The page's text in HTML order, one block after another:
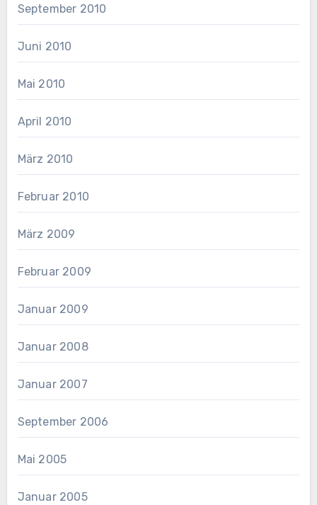
September 2010
Juni 2010
Mai 2010
April 2010
März 2010
Februar 2010
März 2009
Februar 2009
Januar 2009
Januar 2008
Januar 2007
September 2006
Mai 2005
Januar 2005